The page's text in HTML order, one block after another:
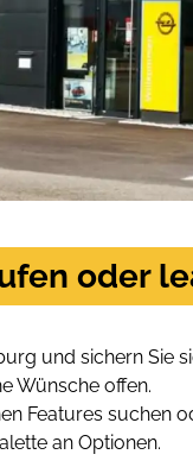
oder
und sichern Sie
Wünsche offen.
Features suchen
an Optionen.